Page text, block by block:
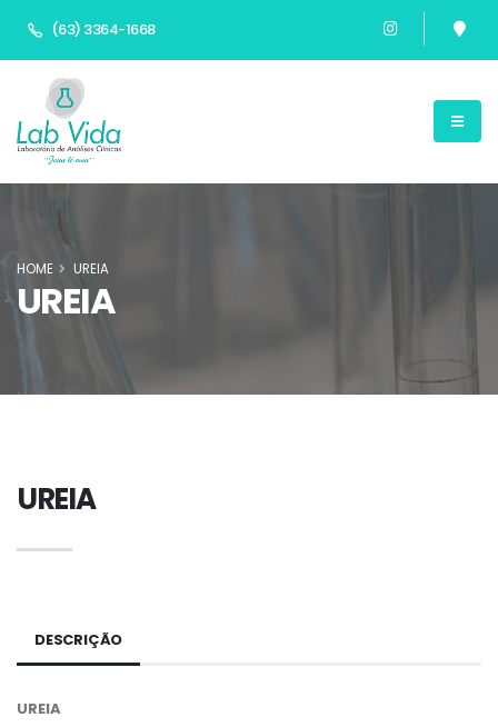
(63) 3364-1668
UREIA
HOME UREIA
UREIA
DESCRIÇÃO
UREIA